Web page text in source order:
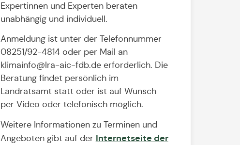
Expertinnen und Experten beraten
unabhängig und individuell.
Anmeldung ist unter der Telefonnummer
08251/92-4814 oder per Mail an
klimainfo@lra-aic-fdb.de erforderlich. Die
Beratung findet persönlich im
Landratsamt statt oder ist auf Wunsch
per Video oder telefonisch möglich.
Weitere Informationen zu Terminen und
Angeboten gibt auf der Internetseite der